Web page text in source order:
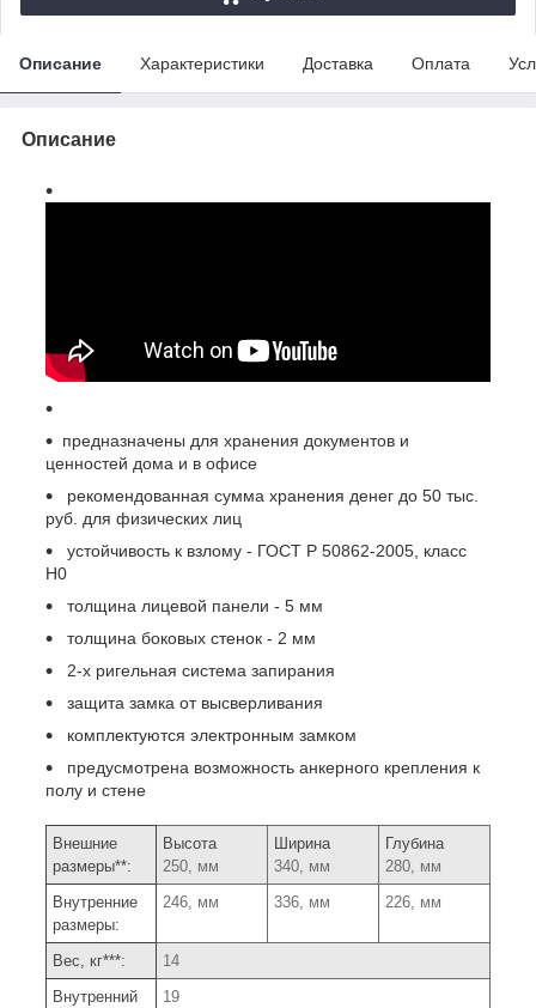
Описание Характеристики Доставка Оплата
Описание
предназначены для хранения документов и
ценностей дома и в офисе
рекомендованная сумма хранения денег до 50 тыс.
руб. для физических лиц
устойчивость к взлому - ГОСТ Р 50862-2005, класс
Н0
толщина лицевой панели - 5 мм
толщина боковых стенок - 2 мм
2-х ригельная система запирания
защита замка от высверливания
комплектуются электронным замком
предусмотрена возможность анкерного крепления к
полу и стене
Внешние
размеры**:
Высота
250, мм
Ширина
340, мм
Глубина
280, мм
Внутренние
размеры:
246, мм 336, мм 226, мм
Вес, кг***:
14
Внутренний
19